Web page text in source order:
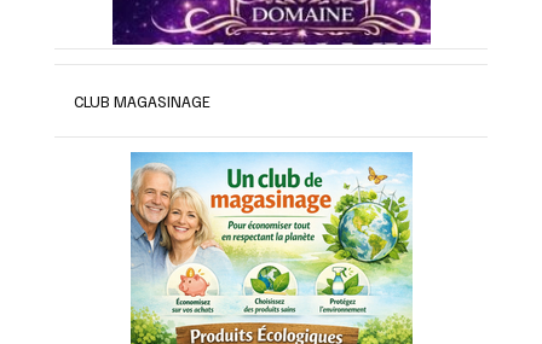
CLUB MAGASINAGE